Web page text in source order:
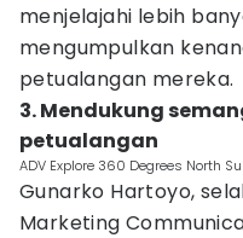
menjelajahi lebih
mengumpulkan
petualangan mereka.
3. Mendukung
petualangan
ADV Explore 360 Degrees North
Gunarko Hartoyo,
Marketing